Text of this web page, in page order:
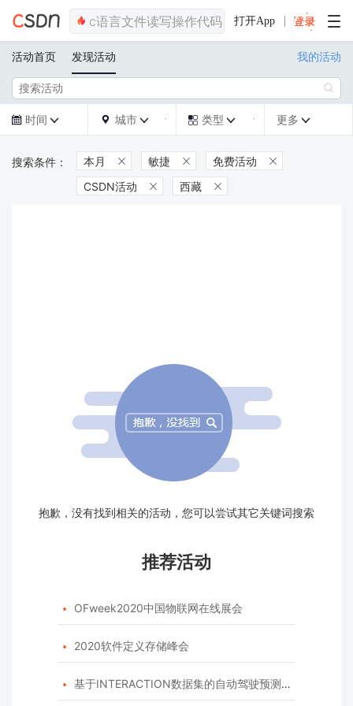
打开App
活动首页 发现活动 我的活动

 时间   城市   类型  更多 
本月  敏捷  免费活动 
CSDN活动  西藏 
抱歉，没有找到相关的活动，您可以尝试其它关键词搜索
推荐活动
 OFweek2020中国物联网在线展会
 2020软件定义存储峰会
 基于INTERACTION数据集的自动驾驶预测模型挑战赛